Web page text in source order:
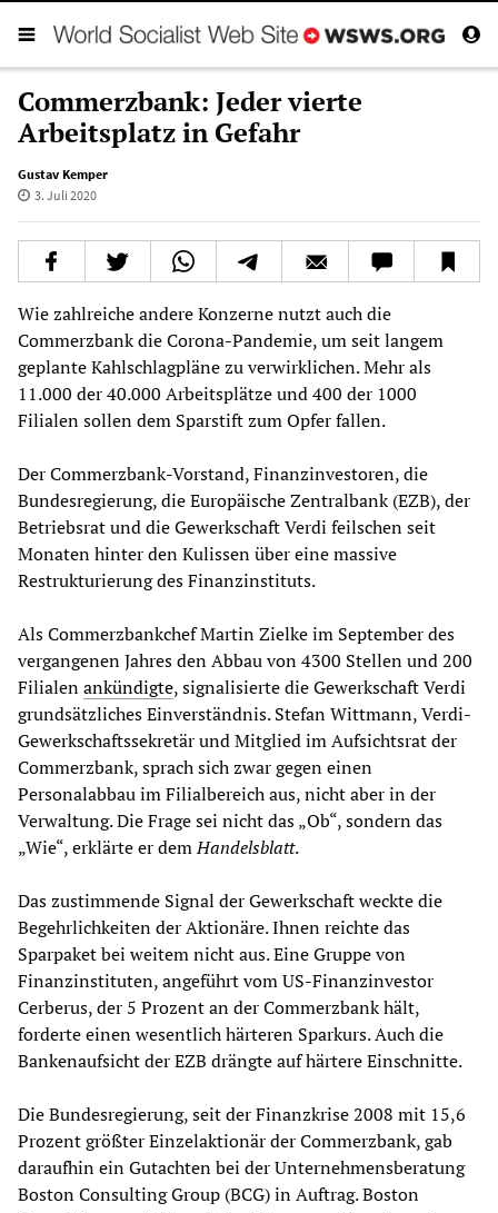
Commerzbank: Jeder vierte
Arbeitsplatz in Gefahr
Gustav Kemper
3. Juli 2020
Wie zahlreiche andere Konzerne nutzt auch die
Commerzbank die Corona-Pandemie, um seit langem
geplante Kahlschlagpläne zu verwirklichen. Mehr als
11.000 der 40.000 Arbeitsplätze und 400 der 1000
Filialen sollen dem Sparstift zum Opfer fallen.
Der Commerzbank-Vorstand, Finanzinvestoren, die
Bundesregierung, die Europäische Zentralbank (EZB), der
Betriebsrat und die Gewerkschaft Verdi feilschen seit
Monaten hinter den Kulissen über eine massive
Restrukturierung des Finanzinstituts.
Als Commerzbankchef Martin Zielke im September des
vergangenen Jahres den Abbau von 4300 Stellen und 200
Filialenankündigte, signalisierte die Gewerkschaft Verdi
grundsätzliches Einverständnis. Stefan Wittmann, Verdi-
Gewerkschaftssekretär und Mitglied im Aufsichtsrat der
Commerzbank, sprach sich zwar gegen einen
Personalabbau im Filialbereich aus, nicht aber in der
Verwaltung. Die Frage sei nicht das „Ob“, sondern das
„Wie“, erklärte er demHandelsblatt.
Das zustimmende Signal der Gewerkschaft weckte die
Begehrlichkeiten der Aktionäre. Ihnen reichte das
Sparpaket bei weitem nicht aus. Eine Gruppe von
Finanzinstituten, angeführt vom US-Finanzinvestor
Cerberus, der 5 Prozent an der Commerzbank hält,
forderte einen wesentlich härteren Sparkurs. Auch die
Bankenaufsicht der EZB drängte auf härtere Einschnitte.
Die Bundesregierung, seit der Finanzkrise 2008 mit 15,6
Prozent größter Einzelaktionär der Commerzbank, gab
daraufhin ein Gutachten bei der Unternehmensberatung
Boston Consulting Group (BCG) in Auftrag. Boston